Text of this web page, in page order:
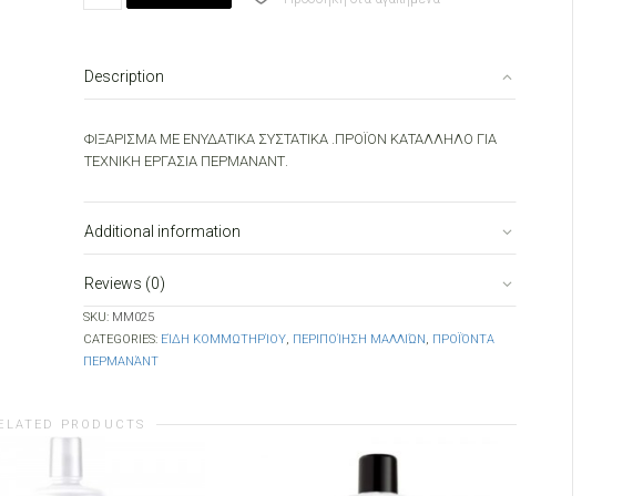
Description
ΦΙΞΑΡΙΣΜΑ ΜΕ ΕΝΥΔΑΤΙΚΑ ΣΥΣΤΑΤΙΚΑ .ΠΡΟΪΟΝ ΚΑΤΑΛΛΗΛΟ ΓΙΑ
ΤΕΧΝΙΚΗ ΕΡΓΑΣΙΑ ΠΕΡΜΑΝΑΝΤ.
Additional information
Reviews (0)
SKU: MM025
CATEGORIES: ΕΊΔΗ ΚΟΜΜΩΤΗΡΊΟΥ, ΠΕΡΙΠΟΊΗΣΗ ΜΑΛΛΙΏΝ , ΠΡΟΪΌΝΤΑ
ΠΕΡΜΑΝΆΝΤ
PRODUCTS